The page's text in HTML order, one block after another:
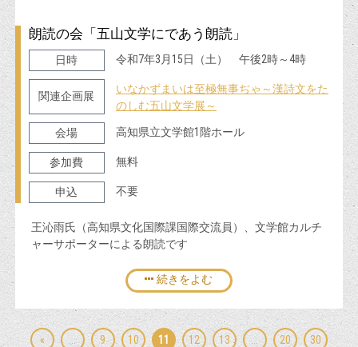
朗読の会「五山文学にであう朗読」
日時 令和7年3月15日（土） 午後2時～4時
関連企画展
いなかずまいは至極無事ぢゃ～漢詩文をた
のしむ五山文学展～
会場 高知県立文学館1階ホール
参加費 無料
申込 不要
王沁雨氏（高知県文化国際課国際交流員）、文学館カルチ
ャーサポーターによる朗読です
続きをよむ
« ... 9 10 11 12 13 ... 20 30